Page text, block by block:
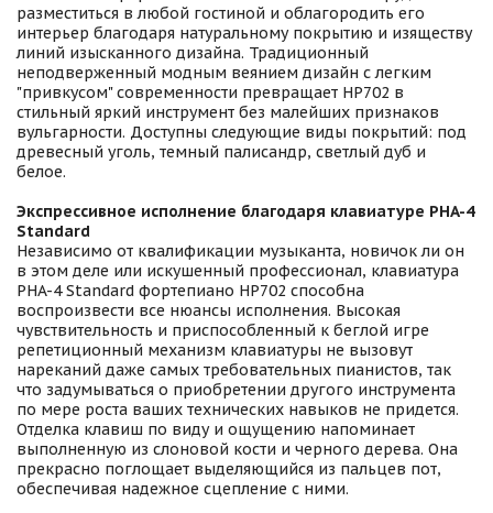
разместиться в любой гостиной и облагородить его
интерьер благодаря натуральному покрытию и изяществу
линий изысканного дизайна. Традиционный
неподверженный модным веянием дизайн с легким
"привкусом" современности превращает HP702 в
стильный яркий инструмент без малейших признаков
вульгарности. Доступны следующие виды покрытий: под
древесный уголь, темный палисандр, светлый дуб и
белое.
Экспрессивное исполнение благодаря клавиатуре PHA-4
Standard
Независимо от квалификации музыканта, новичок ли он
в этом деле или искушенный профессионал, клавиатура
PHA-4 Standard фортепиано HP702 способна
воспроизвести все нюансы исполнения. Высокая
чувствительность и приспособленный к беглой игре
репетиционный механизм клавиатуры не вызовут
нареканий даже самых требовательных пианистов, так
что задумываться о приобретении другого инструмента
по мере роста ваших технических навыков не придется.
Отделка клавиш по виду и ощущению напоминает
выполненную из слоновой кости и черного дерева. Она
прекрасно поглощает выделяющийся из пальцев пот,
обеспечивая надежное сцепление с ними.